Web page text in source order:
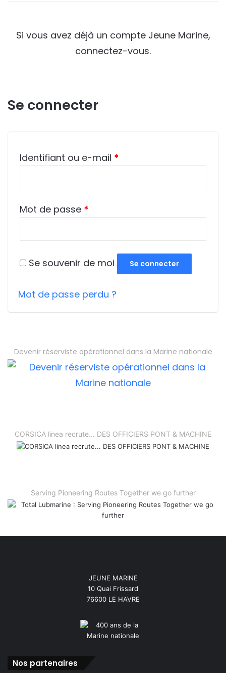
Si vous avez déjà un compte Jeune Marine,
connectez-vous.
Se connecter
Identifiant ou e-mail *
Mot de passe *
Se souvenir de moi Se connecter
Mot de passe perdu ?
Devenir réserviste opérationnel dans la Marine nationale
CORSICA linea recrute... DES OFFICIERS PONT & MACHINE
Serving Pioneering Routes Together we go further
JEUNE MARINE
10 Quai Frissard
76600 LE HAVRE
Nos partenaires